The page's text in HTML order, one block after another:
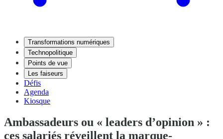
Transformations numériques
Technopolitique
Points de vue
Les faiseurs
Défis
Agenda
Kiosque
Ambassadeurs ou « leaders d’opinion » :
ces salariés réveillent la marque-